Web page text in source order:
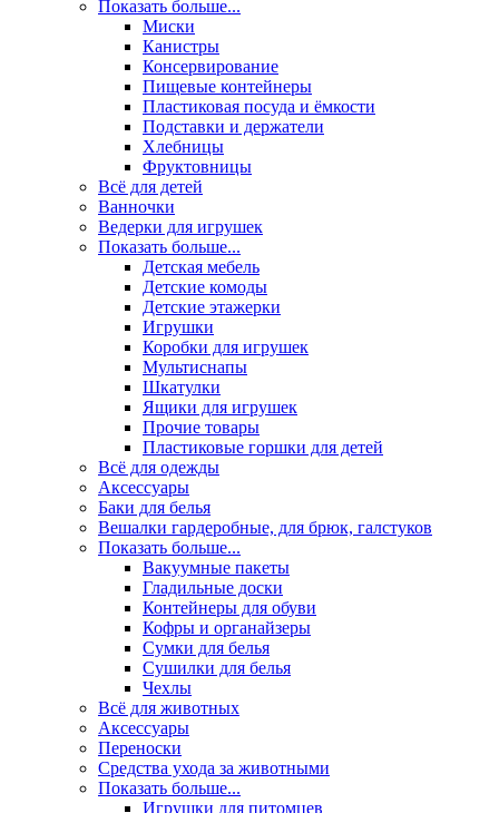
Показать больше...
Миски
Канистры
Консервирование
Пищевые контейнеры
Пластиковая посуда и ёмкости
Подставки и держатели
Хлебницы
Фруктовницы
Всё для детей
Ванночки
Ведерки для игрушек
Показать больше...
Детская мебель
Детские комоды
Детские этажерки
Игрушки
Коробки для игрушек
Мультиснапы
Шкатулки
Ящики для игрушек
Прочие товары
Пластиковые горшки для детей
Всё для одежды
Аксессуары
Баки для белья
Вешалки гардеробные, для брюк, галстуков
Показать больше...
Вакуумные пакеты
Гладильные доски
Контейнеры для обуви
Кофры и органайзеры
Сумки для белья
Сушилки для белья
Чехлы
Всё для животных
Аксесcуары
Переноски
Средства ухода за животными
Показать больше...
Игрушки для питомцев